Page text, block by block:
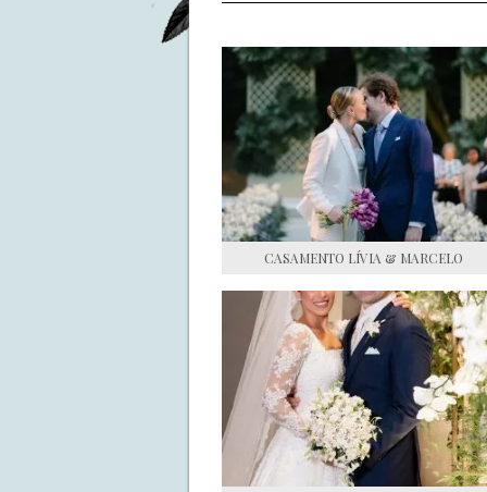
CASAMENTO LÍVIA & MARCELO